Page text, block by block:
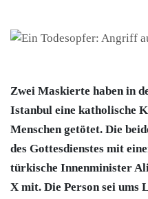
Zwei Maskierte haben in
Istanbul eine katholische
Menschen getötet. Die
des Gottesdienstes mit
türkische Innenminister
X mit. Die Person sei ums